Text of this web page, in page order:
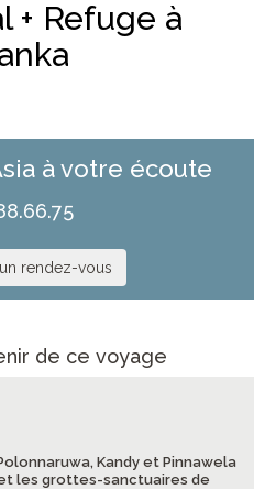
+ Refuge à
à votre écoute
rendez-vous
de ce voyage
Kandy et Pinnawela
et les grottes-sanctuaires de